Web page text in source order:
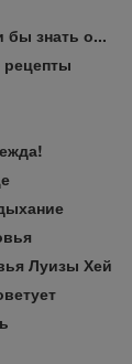
бы знать о...
Луизы Хей